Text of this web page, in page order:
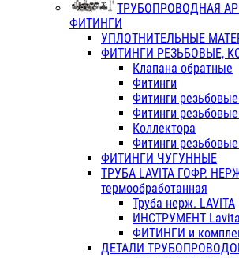
ТРУБОПРОВОДНАЯ
ФИТИНГИ
УПЛОТНИТЕЛЬНЫЕ
ФИТИНГИ РЕЗЬБОВЫЕ,
Клапана обратные
Фитинги
Фитинги
Фитинги
Коллектора
Фитинги резьбовые
ФИТИНГИ ЧУГУННЫЕ
ТРУБА LAVITA ГОФР.
термообработанная
Труба нерж. LAVITA
ИНСТРУМЕНТ Lavita
ФИТИНГИ и
ДЕТАЛИ